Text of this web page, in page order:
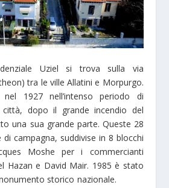
Uziel si trova sulla via
tra le ville Allatini e Morpurgo.
1927 nell’intenso periodo di
città, dopo il grande incendio del
una sua grande parte. Queste 28
campagna, suddivise in 8 blocchi
Moshe per i commercianti
Hazan e David Mair. 1985 è stato
storico nazionale.